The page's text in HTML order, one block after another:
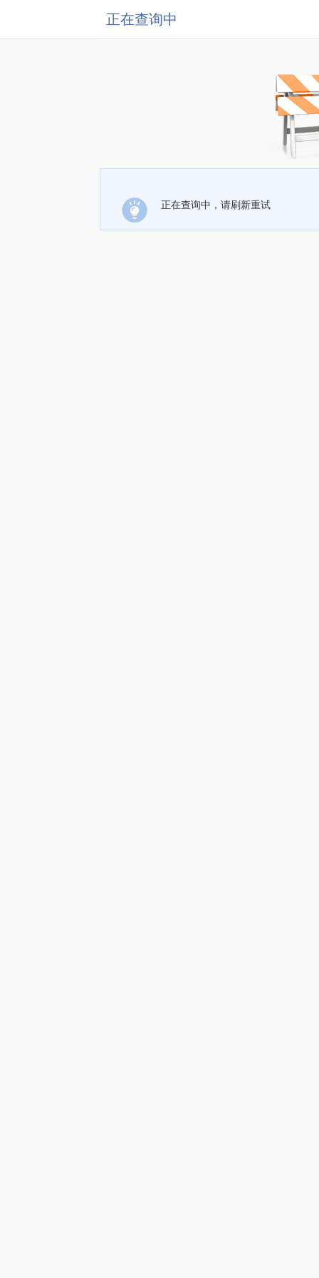
正在查询中
正在查询中，请刷新重试